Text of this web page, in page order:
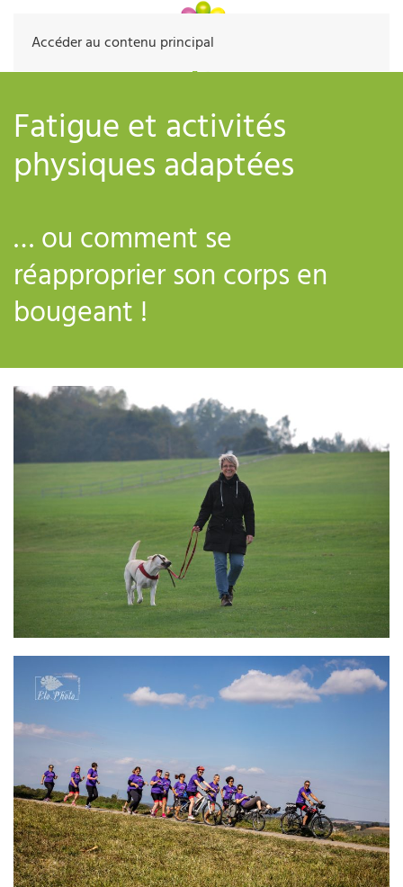
Accéder au contenu principal
Fatigue et activités
physiques adaptées
… ou comment se
réapproprier son corps en
bougeant !